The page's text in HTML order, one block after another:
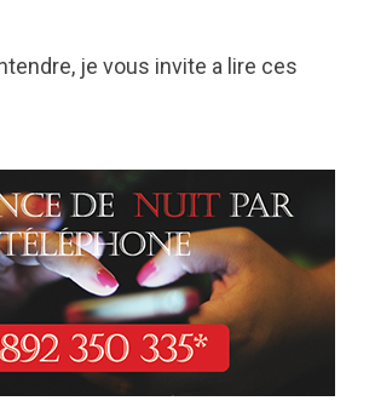
je vous invite a lire ces